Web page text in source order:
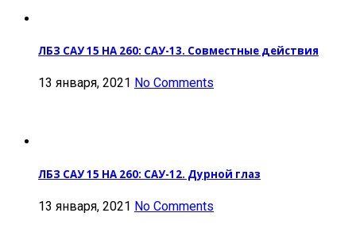
ЛБЗ САУ 15 НА 260: САУ-13. Совместные действия
13 января, 2021 No Comments
ЛБЗ САУ 15 НА 260: САУ-12. Дурной глаз
13 января, 2021 No Comments